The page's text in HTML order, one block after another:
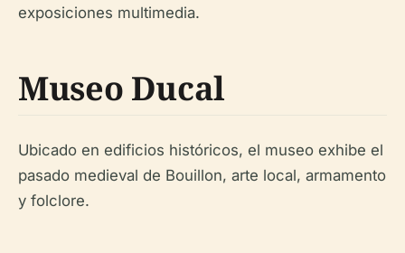
exposiciones multimedia.
Museo Ducal
Ubicado en edificios históricos, el museo exhibe el
pasado medieval de Bouillon, arte local, armamento
y folclore.